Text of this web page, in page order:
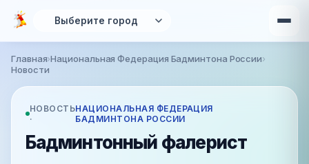
Перейти к основному содержанию
Вы здесь
Главная›Национальная Федерация Бадминтона России›
Новости
НОВОСТЬ
·
НАЦИОНАЛЬНАЯ ФЕДЕРАЦИЯ
БАДМИНТОНА РОССИИ
Бадминтонный фалерист